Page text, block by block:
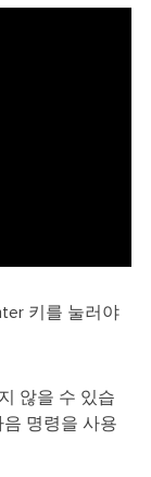
키를 눌러야
않을 수 있습
명령을 사용